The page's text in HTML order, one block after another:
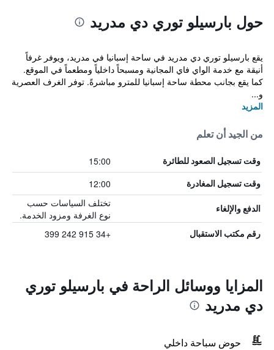
حول بارسيلو توري دي مدريد
يقع بارسيلو توري دي مدريد في ساحة إسبانيا في مدريد، ويوفر غرفاً
أنيقة مع خدمة الواي فاي المجانية ومسبحاً داخلياً ومطعماً في الموقع.
كما يقع بجانب محطة ساحة إسبانيا للمترو مباشرةً. توفر الغرف العصرية
و...
المزيد
من الجيد أن تعلم
وقت تسجيل الصعود للطائرة 15:00
وقت تسجيل المغادرة 12:00
الدفع والإلغاء
تختلف السياسات حسب
نوع الغرفة ومزود الخدمة.
رقم مكتب الاستقبال +34 915 242 399
المزايا ووسائل الراحة في بارسيلو توري
دي مدريد
حوض سباحة داخلي